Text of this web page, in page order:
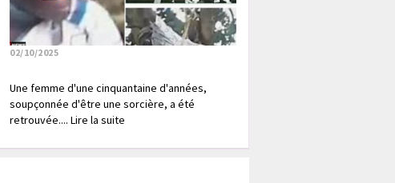
02/10/2025
Une femme d'une cinquantaine d'années,
soupçonnée d'être une sorcière, a été
retrouvée.... Lire la suite